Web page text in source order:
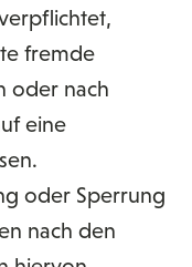
fremde
oder nach
eine
oder Sperrung
nach den